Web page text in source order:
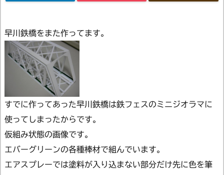
早川鉄橋をまた作ってます。
すでに作ってあった早川鉄橋は鉄フェスのミニジオラマに
使ってしまったからです。
仮組み状態の画像です。
エバーグリーンの各種棒材で組んでいます。
エアスプレーでは塗料が入り込まない部分だけ先に色を筆